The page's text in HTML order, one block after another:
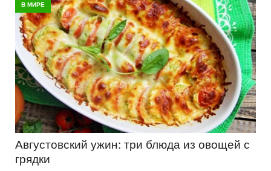
В МИРЕ
Августовский ужин: три блюда из овощей с
грядки